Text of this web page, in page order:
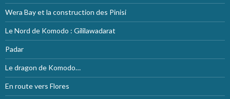
Wera Bay et la construction des Pinisi
Le Nord de Komodo : Gililawadarat
Padar
Le dragon de Komodo…
En route vers Flores